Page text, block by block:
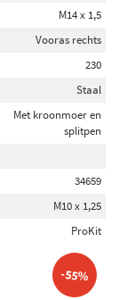
M14 x 1,5
Vooras rechts
230
Staal
Met kroonmoer en
splitpen
34659
M10 x 1,25
ProKit
-55%